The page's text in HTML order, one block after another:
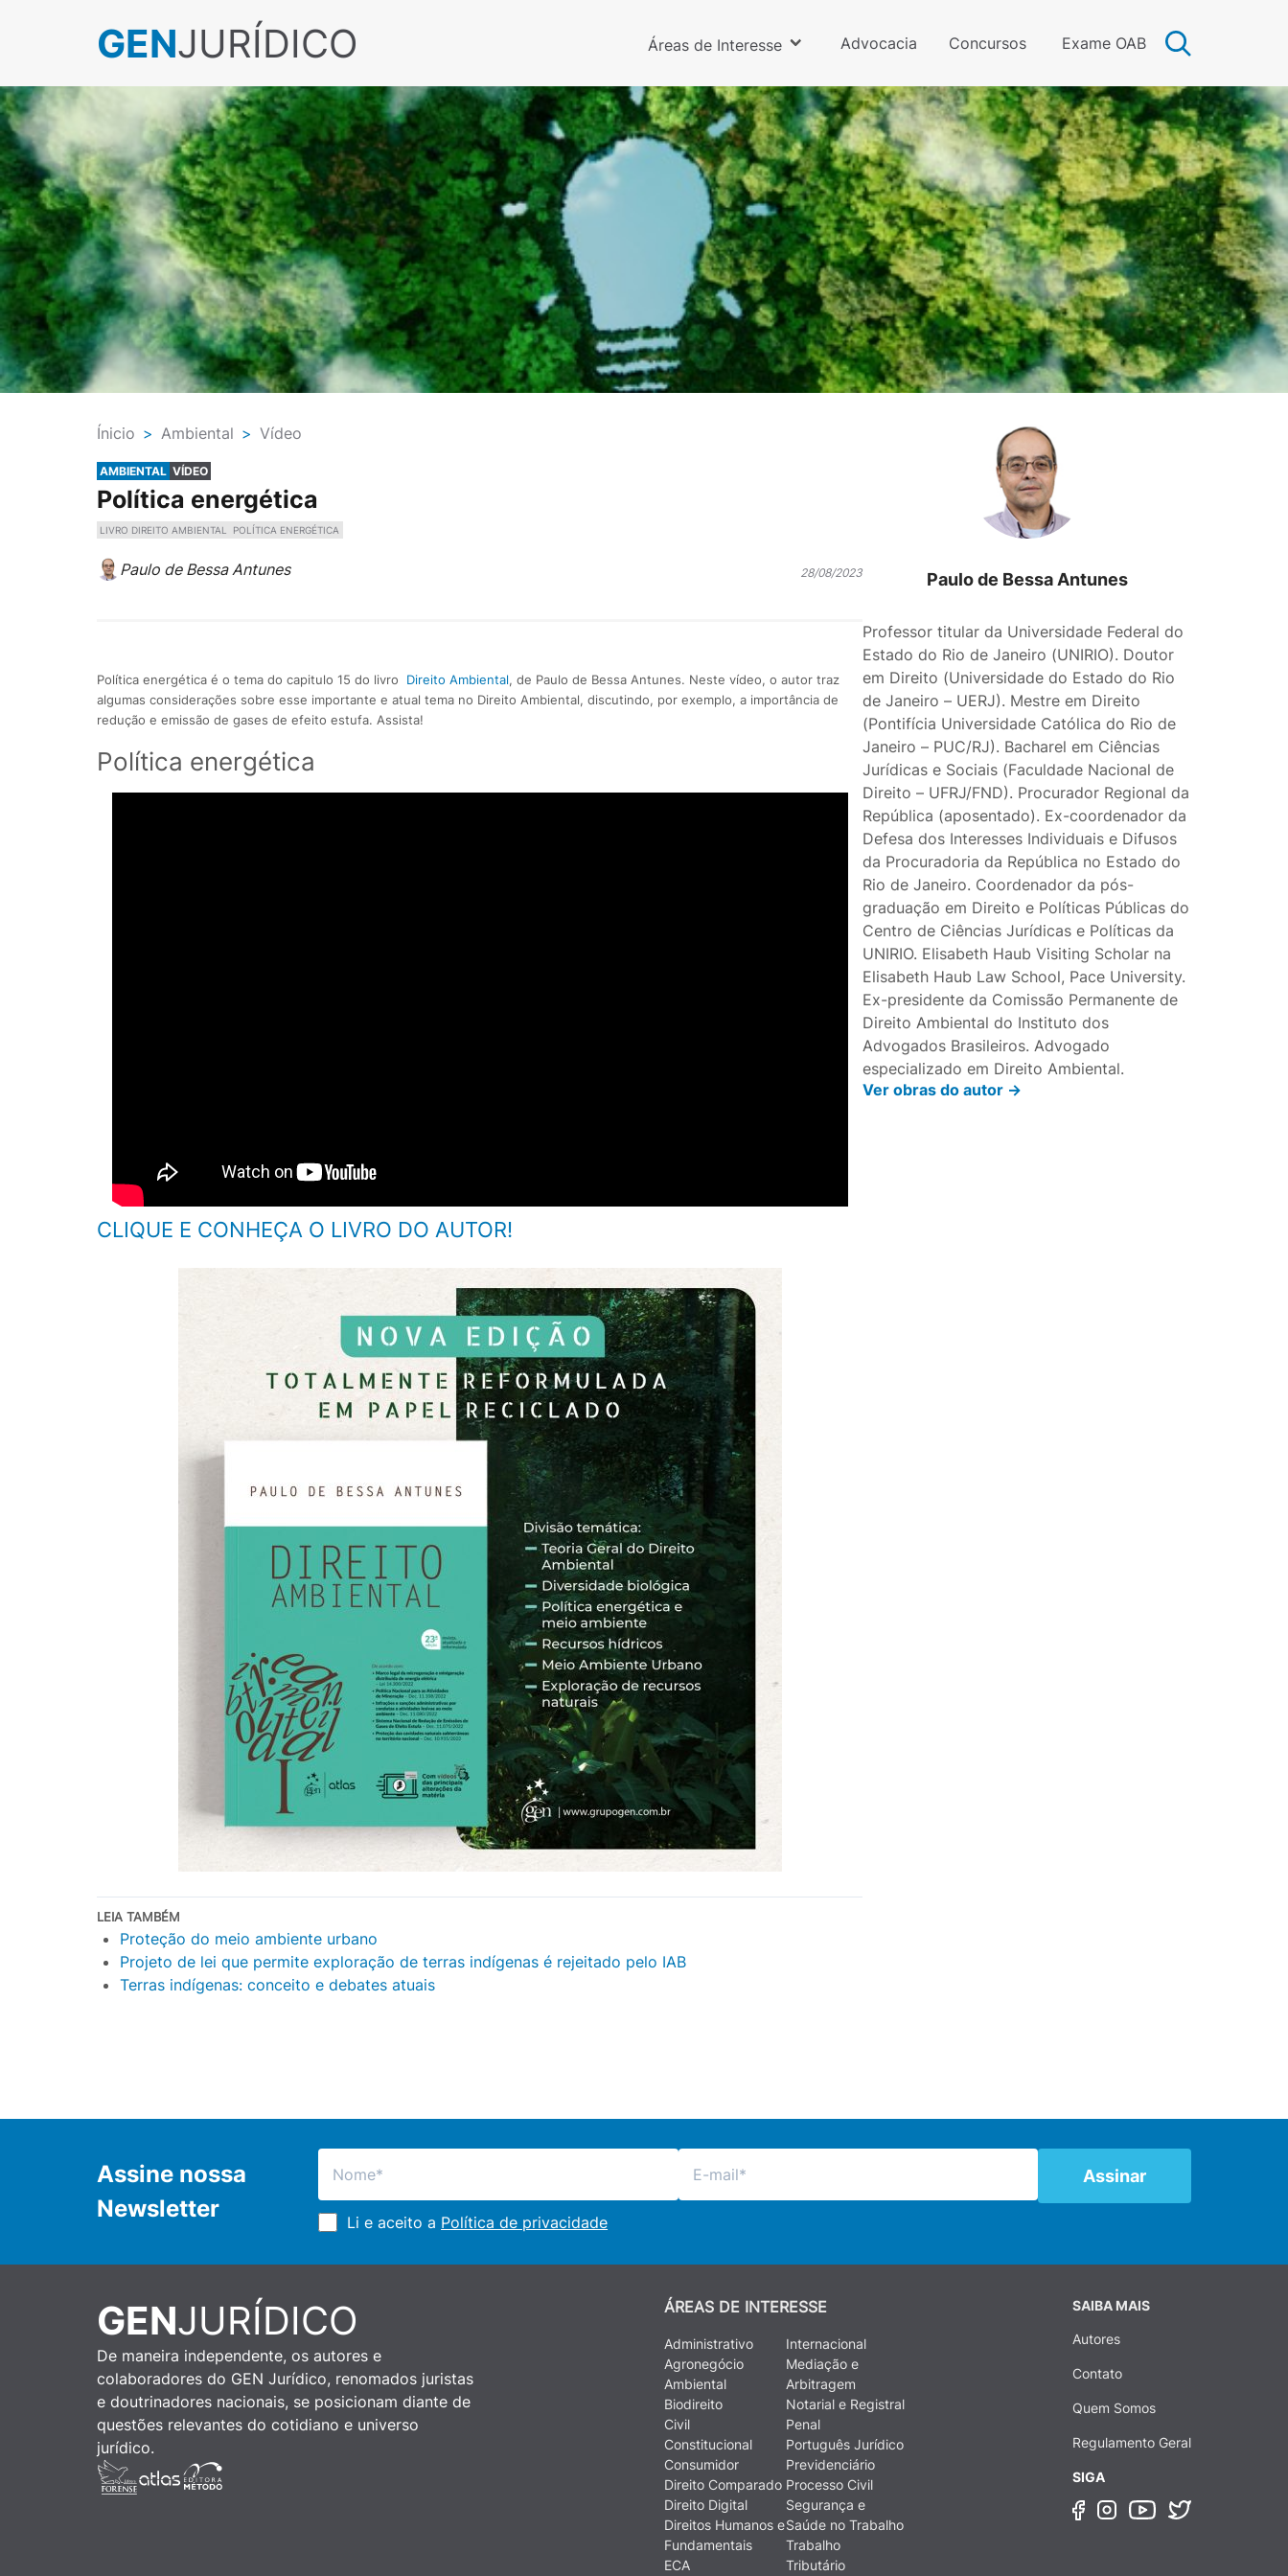
GENJURÍDICO Áreas de Interesse Advocacia Concursos Exame OAB
Ínicio > Ambiental > Vídeo
AMBIENTAL VÍDEO
Política energética
LIVRO DIREITO AMBIENTAL POLÍTICA ENERGÉTICA
Paulo de Bessa Antunes 28/08/2023
Política energética é o tema do capitulo 15 do livro Direito Ambiental, de Paulo de Bessa Antunes. Neste vídeo, o autor traz
algumas considerações sobre esse importante e atual tema no Direito Ambiental, discutindo, por exemplo, a importância de
redução e emissão de gases de efeito estufa. Assista!
Política energética
CLIQUE E CONHEÇA O LIVRO DO AUTOR!
LEIA TAMBÉM
Proteção do meio ambiente urbano
Projeto de lei que permite exploração de terras indígenas é rejeitado pelo IAB
Terras indígenas: conceito e debates atuais
Paulo de Bessa Antunes
Professor titular da Universidade Federal do
Estado do Rio de Janeiro (UNIRIO). Doutor
em Direito (Universidade do Estado do Rio
de Janeiro – UERJ). Mestre em Direito
(Pontifícia Universidade Católica do Rio de
Janeiro – PUC/RJ). Bacharel em Ciências
Jurídicas e Sociais (Faculdade Nacional de
Direito – UFRJ/FND). Procurador Regional da
República (aposentado). Ex-coordenador da
Defesa dos Interesses Individuais e Difusos
da Procuradoria da República no Estado do
Rio de Janeiro. Coordenador da pós-
graduação em Direito e Políticas Públicas do
Centro de Ciências Jurídicas e Políticas da
UNIRIO. Elisabeth Haub Visiting Scholar na
Elisabeth Haub Law School, Pace University.
Ex-presidente da Comissão Permanente de
Direito Ambiental do Instituto dos
Advogados Brasileiros. Advogado
especializado em Direito Ambiental.
Ver obras do autor ->
Assine nossa
Newsletter
Li e aceito a Política de privacidade
GENJURÍDICO
De maneira independente, os autores e
colaboradores do GEN Jurídico, renomados juristas
e doutrinadores nacionais, se posicionam diante de
questões relevantes do cotidiano e universo
jurídico.
ÁREAS DE INTERESSE
Administrativo
Agronegócio
Ambiental
Biodireito
Civil
Constitucional
Consumidor
Direito Comparado
Direito Digital
Direitos Humanos e
Fundamentais
ECA
Internacional
Mediação e
Arbitragem
Notarial e Registral
Penal
Português Jurídico
Previdenciário
Processo Civil
Segurança e
Saúde no Trabalho
Trabalho
Tributário
SAIBA MAIS
Autores
Contato
Quem Somos
Regulamento Geral
SIGA